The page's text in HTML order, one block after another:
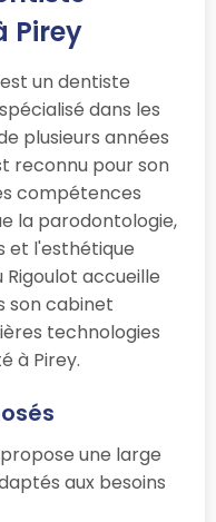
Pirey
un dentiste
dans les
plusieurs années
reconnu pour son
compétences
la parodontologie,
et l'esthétique
accueille
son cabinet
technologies
à Pirey.
une large
aux besoins